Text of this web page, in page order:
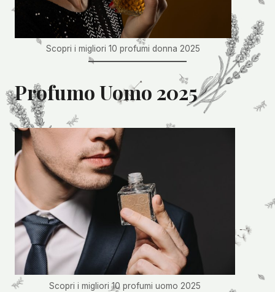
Scopri i migliori 10 profumi donna 2025
Profumo Uomo 2025
Scopri i migliori 10 profumi uomo 2025